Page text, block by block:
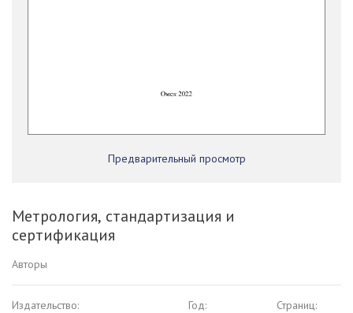
Предварительный просмотр
Метрология, стандартизация и
сертификация
Авторы
Издательство:
Год:
Страниц: